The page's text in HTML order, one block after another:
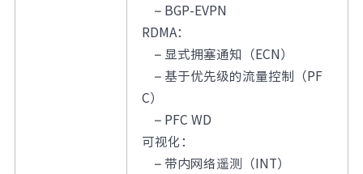
– BGP-EVPN
RDMA：
–显式拥塞通知（ECN）
– 基于优先级的流量控制（PF
C）
– PFC WD
可视化：
– 带内网络遥测（INT）